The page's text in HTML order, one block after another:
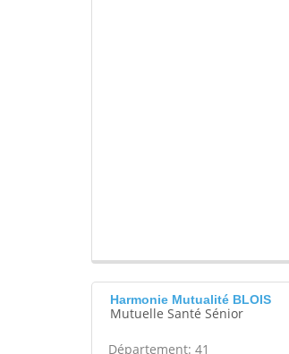
Harmonie Mutualité BLOIS
Mutuelle Santé Sénior
Département: 41